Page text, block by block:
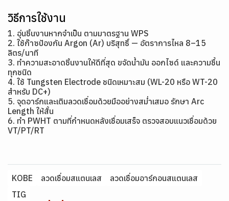
วิธีการใช้งาน
1. อุ่นชิ้นงานหากจำเป็น ตามมาตรฐาน WPS
2. ใช้ก๊าซป้องกัน Argon (Ar) บริสุทธิ์ — อัตราการไหล 8–15
ลิตร/นาที
3. ทำความสะอาดชิ้นงานให้ดีที่สุด ขจัดน้ำมัน ออกไซด์ และความชื้น
ทุกชนิด
4. ใช้ Tungsten Electrode ชนิดเหมาะสม (WL-20 หรือ WT-20
สำหรับ DC+)
5. จุดอาร์กและเติมลวดเชื่อมด้วยมืออย่างสม่ำเสมอ รักษา Arc
Length ให้สั้น
6. ทำ PWHT ตามที่กำหนดหลังเชื่อมเสร็จ ตรวจสอบแนวเชื่อมด้วย
VT/PT/RT
KOBE ลวดเชื่อมสแตนเลส
ลวดเชื่อมอาร์กอนสแตนเลส
TIG